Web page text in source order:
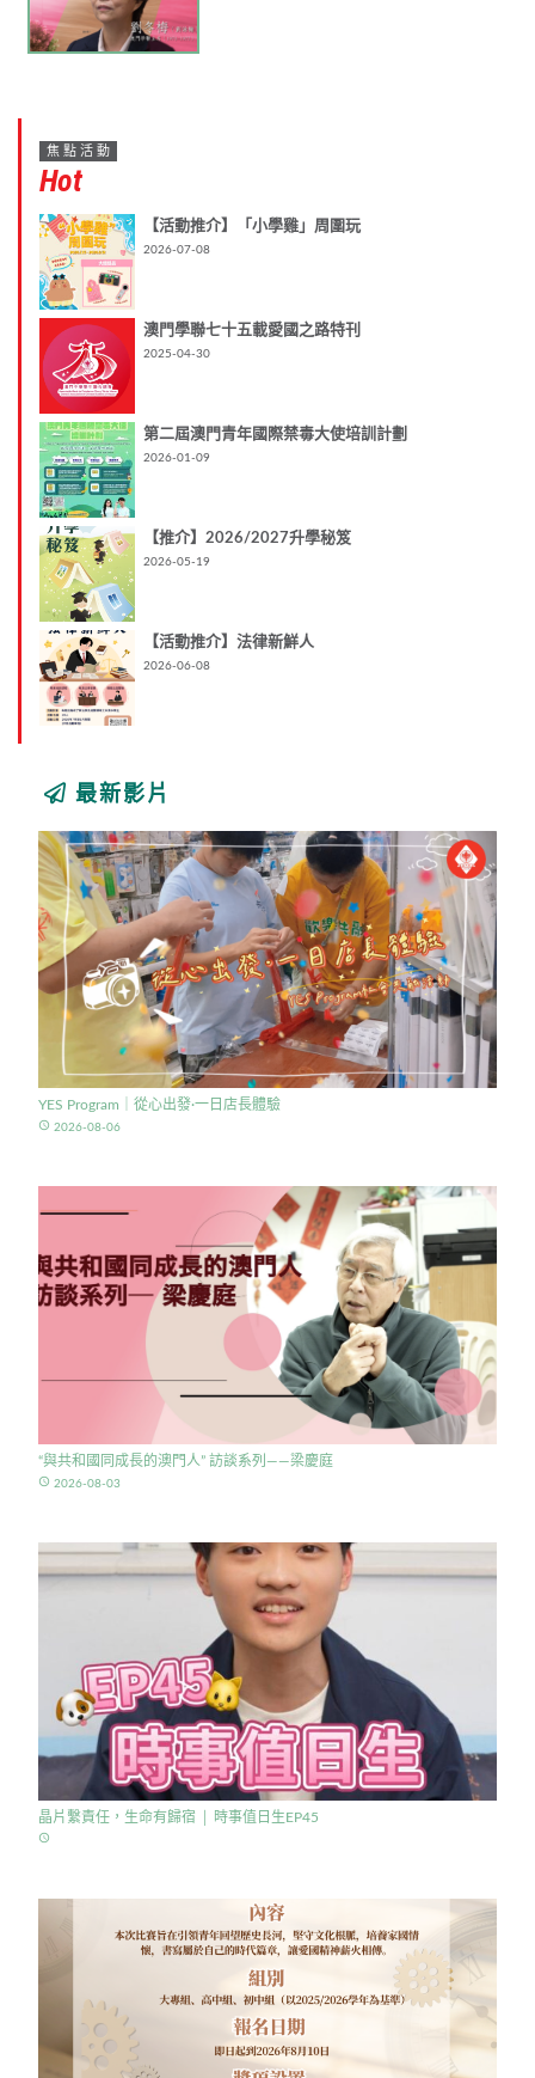
焦點活動
Hot
【活動推介】「小學雞」周圍玩
2026-07-08
澳門學聯七十五載愛國之路特刊
2025-04-30
第二屆澳門青年國際禁毒大使培訓計劃
2026-01-09
【推介】2026/2027升學秘笈
2026-05-19
【活動推介】法律新鮮人
2026-06-08
最新影片
YES Program｜從心出發·一日店長體驗
access_time 2026-08-06
“與共和國同成長的澳門人” 訪談系列——梁慶庭
access_time 2026-08-03
晶片繫責任，生命有歸宿 │ 時事值日生EP45
access_time